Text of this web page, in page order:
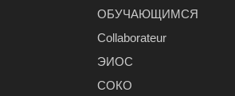
ОБУЧАЮЩИМСЯ
Сollaborateur
ЭИОС
СОКО